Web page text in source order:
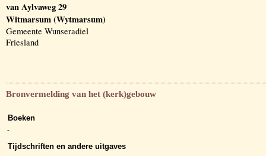
van Aylvaweg 29
Witmarsum (Wytmarsum)
Gemeente Wunseradiel
Friesland
Bronvermelding van het (kerk)gebouw
Boeken
-
Tijdschriften en andere uitgaves